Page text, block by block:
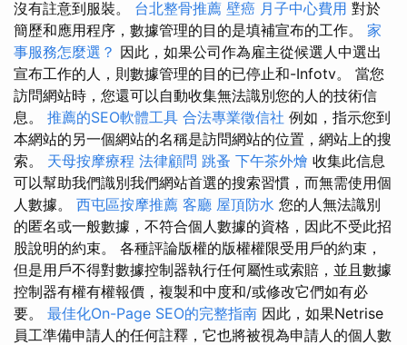
沒有註意到服裝。 台北整骨推薦 壁癌 月子中心費用 對於
簡歷和應用程序，數據管理的目的是填補宣布的工作。 家
事服務怎麼選？ 因此，如果公司作為雇主從候選人中選出
宣布工作的人，則數據管理的目的已停止和-Infotv。 當您
訪問網站時，您還可以自動收集無法識別您的人的技術信
息。 推薦的SEO軟體工具 合法專業徵信社 例如，指示您到
本網站的另一個網站的名稱是訪問網站的位置，網站上的搜
索。 天母按摩療程 法律顧問 跳蚤 下午茶外燴 收集此信息
可以幫助我們識別我們網站首選的搜索習慣，而無需使用個
人數據。 西屯區按摩推薦 客廳 屋頂防水 您的人無法識別
的匿名或一般數據，不符合個人數據的資格，因此不受此招
股說明的約束。 各種評論版權的版權權限受用戶的約束，
但是用戶不得對數據控制器執行任何屬性或索賠，並且數據
控制器有權有權報價，複製和中度和/或修改它們如有必
要。 最佳化On-Page SEO的完整指南 因此，如果Netrise
員工準備申請人的任何註釋，它也將被視為申請人的個人數